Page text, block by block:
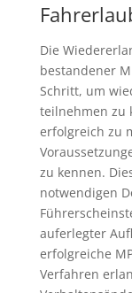
Die
bestandener
Schritt, um
teilnehmen zu
erfolgreich zu
zu kennen.
notwendigen
auferlegter
erfolgreiche
Verfahren